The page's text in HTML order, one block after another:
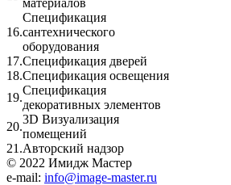
16.
Спецификация
сантехнического
оборудования
17.Спецификация дверей
18.Спецификация освещения
19.
Спецификация
декоративных элементов
20.
3D Визуализация
помещений
21.Авторский надзор
© 2022 Имидж Мастер
e-mail: info@image-master.ru